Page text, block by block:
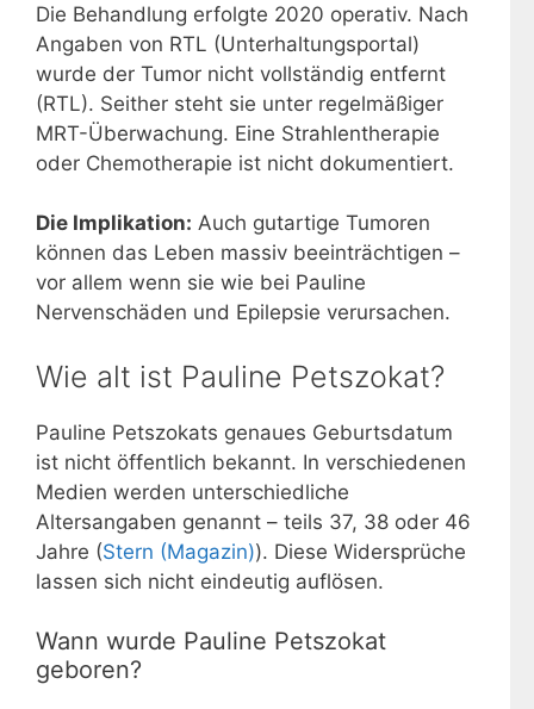
Die Behandlung erfolgte 2020 operativ. Nach
Angaben von RTL (Unterhaltungsportal)
wurde der Tumor nicht vollständig entfernt
(RTL). Seither steht sie unter regelmäßiger
MRT-Überwachung. Eine Strahlentherapie
oder Chemotherapie ist nicht dokumentiert.
Die Implikation: Auch gutartige Tumoren
können das Leben massiv beeinträchtigen –
vor allem wenn sie wie bei Pauline
Nervenschäden und Epilepsie verursachen.
Wie alt ist Pauline Petszokat?
Pauline Petszokats genaues Geburtsdatum
ist nicht öffentlich bekannt. In verschiedenen
Medien werden unterschiedliche
Altersangaben genannt – teils 37, 38 oder 46
Jahre (Stern (Magazin)). Diese Widersprüche
lassen sich nicht eindeutig auflösen.
Wann wurde Pauline Petszokat
geboren?